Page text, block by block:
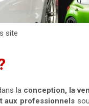
site
la conception, la
aux professionnels